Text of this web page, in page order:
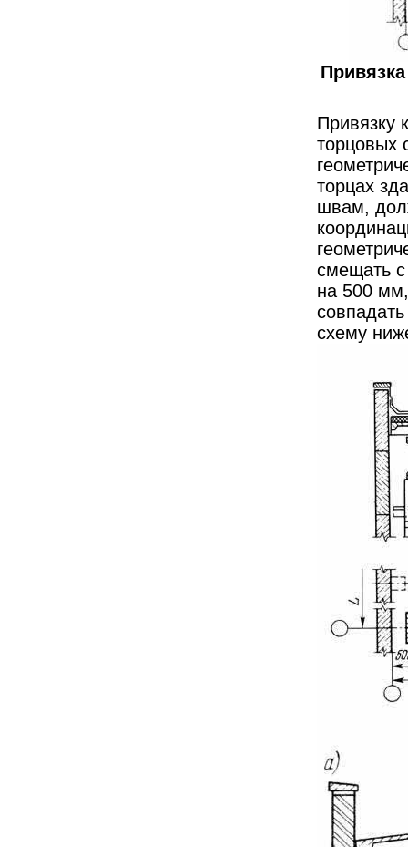
Привязку
торцовых
торцах
швам,
смещать с
на 500
схему